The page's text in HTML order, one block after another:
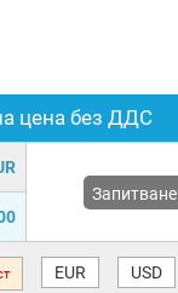
цена без ДДС
Запитване
EUR USD